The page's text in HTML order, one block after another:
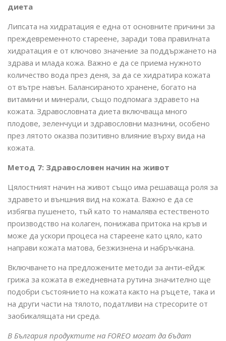
диета
Липсата на хидратация е една от основните причини за
преждевременното стареене, заради това правилната
хидратация е от ключово значение за поддържането на
здрава и млада кожа. Важно е да се приема нужното
количество вода през деня, за да се хидратира кожата
от вътре навън. Балансираното хранене, богато на
витамини и минерали, също подпомага здравето на
кожата. Здравословната диета включваща много
плодове, зеленчуци и здравословни мазнини, особено
през лятото оказва позитивно влияние върху вида на
кожата.
Метод 7: Здравословен начин на живот
Цялостният начин на живот също има решаваща роля за
здравето и външния вид на кожата. Важно е да се
избягва пушенето, тъй като то намалява естественото
производство на колаген, понижава притока на кръв и
може да ускори процеса на стареене като цяло, като
направи кожата матова, безжизнена и набръчкана.
Включването на предложените методи за анти-ейдж
грижа за кожата в ежедневната рутина значително ще
подобри състоянието на кожата както на ръцете, така и
на други части на тялото, податливи на стресорите от
заобикалящата ни среда.
В България продуктите на FOREO могат да бъдат